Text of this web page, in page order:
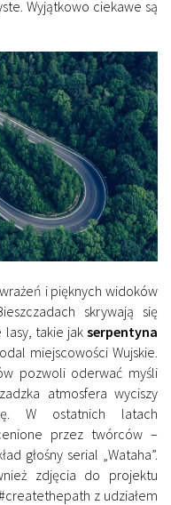
Wyjątkowo ciekawe są
i pięknych widoków
skrywają się
lasy, takie jak serpentyna
miejscowości Wujskie.
pozwoli oderwać myśli
atmosfera wyciszy
W ostatnich latach
przez twórców –
głośny serial „Wataha”.
zdjęcia do projektu
z udziałem